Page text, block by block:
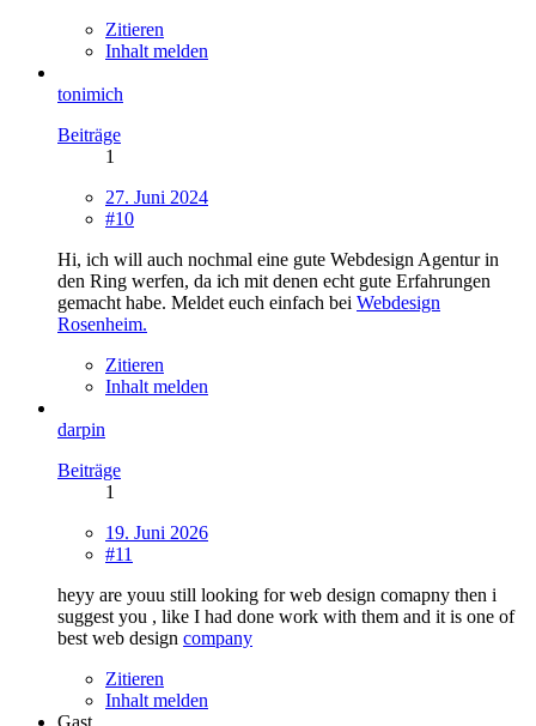
Zitieren
Inhalt melden
tonimich
Beiträge
1
27. Juni 2024
#10
Hi, ich will auch nochmal eine gute Webdesign Agentur in
den Ring werfen, da ich mit denen echt gute Erfahrungen
gemacht habe. Meldet euch einfach bei Webdesign
Rosenheim.
Zitieren
Inhalt melden
darpin
Beiträge
1
19. Juni 2026
#11
heyy are youu still looking for web design comapny then i
suggest you , like I had done work with them and it is one of
best web design company
Zitieren
Inhalt melden
Gast